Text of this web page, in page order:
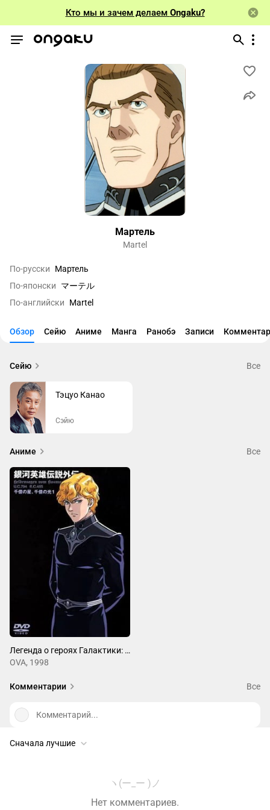
Кто мы и зачем делаем Ongaku?
Мартель
Martel
По-русски
Мартель
По-японски
マーテル
По-английски
Martel
Обзор Сейю Аниме Манга Ранобэ Записи
Сейю Все
Тэцуо Канао
Сэйю
Аниме Все
Легенда о героях Галактики: Сто миллионов звёзд, сто миллионов светил
OVA, 1998
Комментарии Все
Комментарий...
Сначала лучшие
ヽ(ー_ー )ノ
Нет комментариев.